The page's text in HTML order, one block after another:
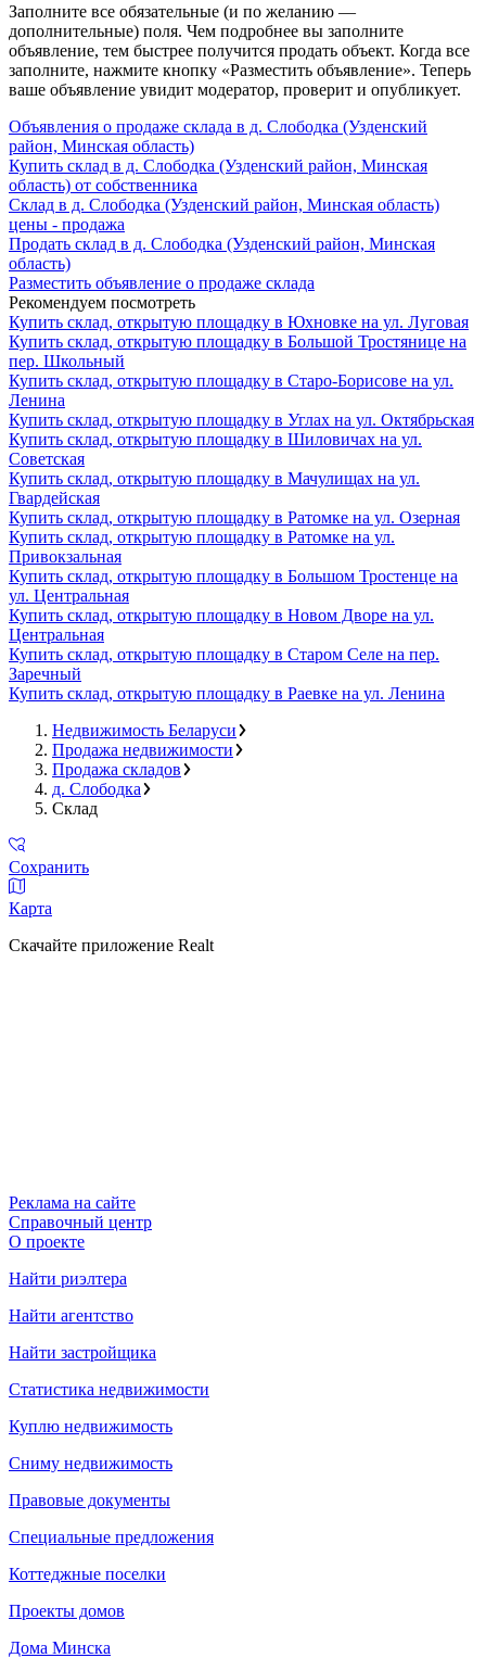
Заполните все обязательные (и по желанию —
дополнительные) поля. Чем подробнее вы заполните
объявление, тем быстрее получится продать объект. Когда все
заполните, нажмите кнопку «Разместить объявление». Теперь
ваше объявление увидит модератор, проверит и опубликует.
Объявления о продаже склада в д. Слободка (Узденский
район, Минская область)
Купить склад в д. Слободка (Узденский район, Минская
область) от собственника
Склад в д. Слободка (Узденский район, Минская область)
цены - продажа
Продать склад в д. Слободка (Узденский район, Минская
область)
Разместить объявление о продаже склада
Рекомендуем посмотреть
Купить склад, открытую площадку в Юхновке на ул. Луговая
Купить склад, открытую площадку в Большой Тростянице на
пер. Школьный
Купить склад, открытую площадку в Старо-Борисове на ул.
Ленина
Купить склад, открытую площадку в Углах на ул. Октябрьская
Купить склад, открытую площадку в Шиловичах на ул.
Советская
Купить склад, открытую площадку в Мачулищах на ул.
Гвардейская
Купить склад, открытую площадку в Ратомке на ул. Озерная
Купить склад, открытую площадку в Ратомке на ул.
Привокзальная
Купить склад, открытую площадку в Большом Тростенце на
ул. Центральная
Купить склад, открытую площадку в Новом Дворе на ул.
Центральная
Купить склад, открытую площадку в Старом Селе на пер.
Заречный
Купить склад, открытую площадку в Раевке на ул. Ленина
Недвижимость Беларуси
Продажа недвижимости
Продажа складов
д. Слободка
Склад
Сохранить
Карта
Скачайте приложение Realt
Реклама на сайте
Справочный центр
О проекте
Найти риэлтера
Найти агентство
Найти застройщика
Статистика недвижимости
Куплю недвижимость
Сниму недвижимость
Правовые документы
Специальные предложения
Коттеджные поселки
Проекты домов
Дома Минска